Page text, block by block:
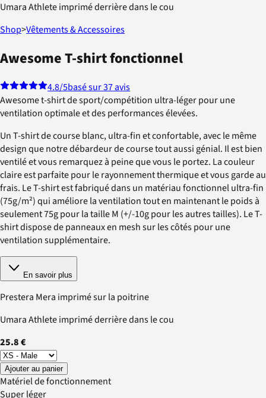
Umara Athlete imprimé derrière dans le cou
Shop>Vêtements & Accessoires
Awesome T-shirt fonctionnel
4.8/5basé sur 37 avis
Awesome t-shirt de sport/compétition ultra-léger pour une
ventilation optimale et des performances élevées.
Un T-shirt de course blanc, ultra-fin et confortable, avec le même
design que notre débardeur de course tout aussi génial. Il est bien
ventilé et vous remarquez à peine que vous le portez. La couleur
claire est parfaite pour le rayonnement thermique et vous garde au
frais. Le T-shirt est fabriqué dans un matériau fonctionnel ultra-fin
(75g/m²) qui améliore la ventilation tout en maintenant le poids à
seulement 75g pour la taille M (+/-10g pour les autres tailles). Le T-
shirt dispose de panneaux en mesh sur les côtés pour une
ventilation supplémentaire.
En savoir plus
Prestera Mera imprimé sur la poitrine
Umara Athlete imprimé derrière dans le cou
25.8 €
Ajouter au panier
Matériel de fonctionnement
Super léger